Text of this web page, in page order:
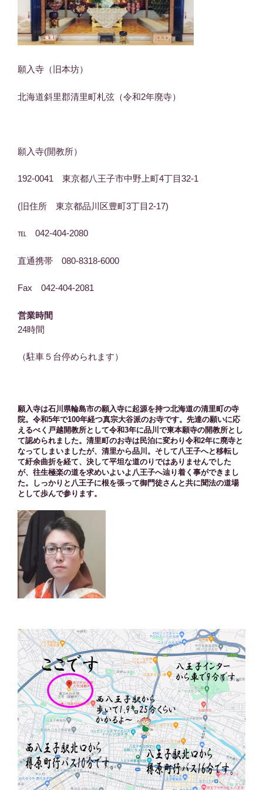
願入寺（旧本坊）
北海道斜里郡清里町札弦（令和2年廃寺）
願入寺(開教所）
192-0041 東京都八王子市中野上町4丁目32-1
(旧住所 東京都品川区豊町3丁目2-17)
℡ 042-404-2080
直通携帯 080-8318-6000
Fax 042-404-2081
営業時間
24時間
（駐車５台停められます）
願入寺は石川県輪島市の願入寺に起源を持つ北海道の清里町の寺
院。令和5年で100年経つ真宗大谷派のお寺です。先達の願いに応
えるべく戸越開教所として令和3年に品川で東本願寺の開教所とし
て認められました。清里町のお寺は民泊に変わり令和2年に廃寺と
なってしまいましたが、清里から品川。そして八王子へと移転し
て紆余曲折を経て、決して平坦な道のりではありませんでした
が、往生極楽の道を求めいよいよ八王子へ辿り着く事ができまし
た。しっかりと八王子に根を張って御門徒さんと共に聞法の道場
として歩んで参ります。